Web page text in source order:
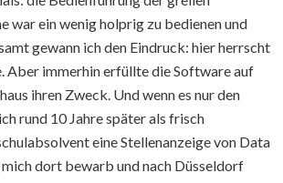
war ein wenig holprig zu bedienen und
gewann ich den Eindruck: hier herrscht
Aber immerhin erfüllte die Software auf
ihren Zweck. Und wenn es nur den
rund 10 Jahre später als frisch
eine Stellenanzeige von Data
dort bewarb und nach Düsseldorf